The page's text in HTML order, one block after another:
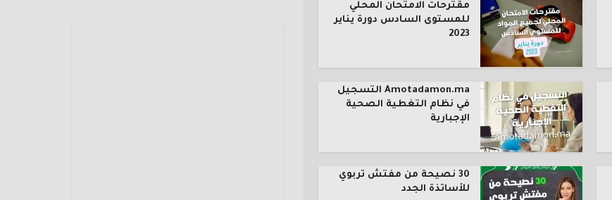
مقترحات الامتحان المحلي
للمستوى السادس دورة يناير
2023
Amotadamon.ma التسجيل
في نظام التغطية الصحية
الإجبارية
30 نصيحة من مفتش تربوي
للأساتذة الجدد